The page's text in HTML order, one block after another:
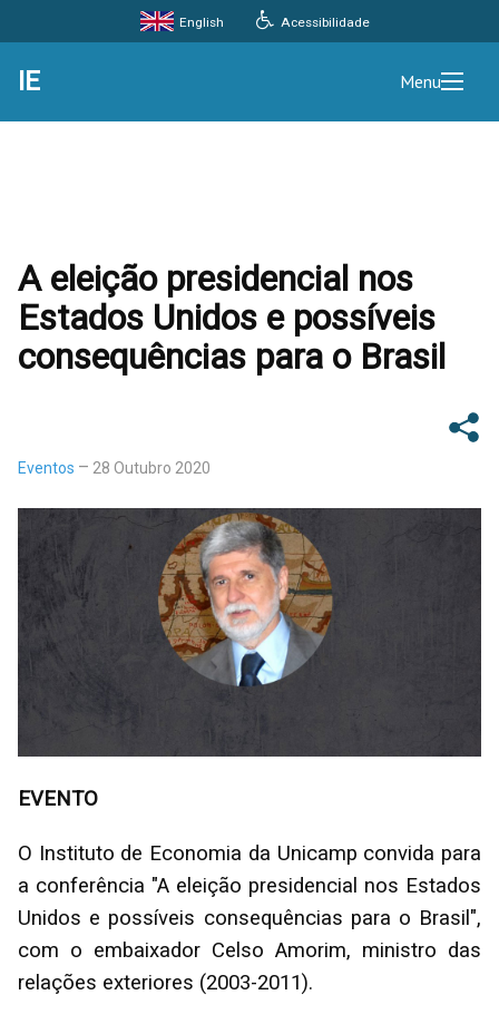
Acessibilidade
English
IE Menu
A eleição presidencial nos
Estados Unidos e possíveis
consequências para o Brasil
Eventos 28 Outubro 2020
EVENTO
O Instituto de Economia da Unicamp convida para
a conferência "A eleição presidencial nos Estados
Unidos e possíveis consequências para o Brasil",
com o embaixador Celso Amorim, ministro das
relações exteriores (2003-2011).